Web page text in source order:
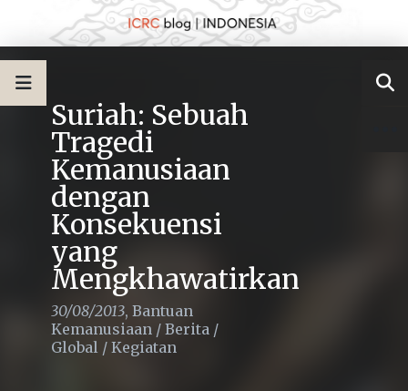
Suriah: Sebuah
Tragedi
Kemanusiaan
dengan
Konsekuensi
yang
Mengkhawatirkan
30/08/2013, Bantuan
Kemanusiaan / Berita /
Global / Kegiatan